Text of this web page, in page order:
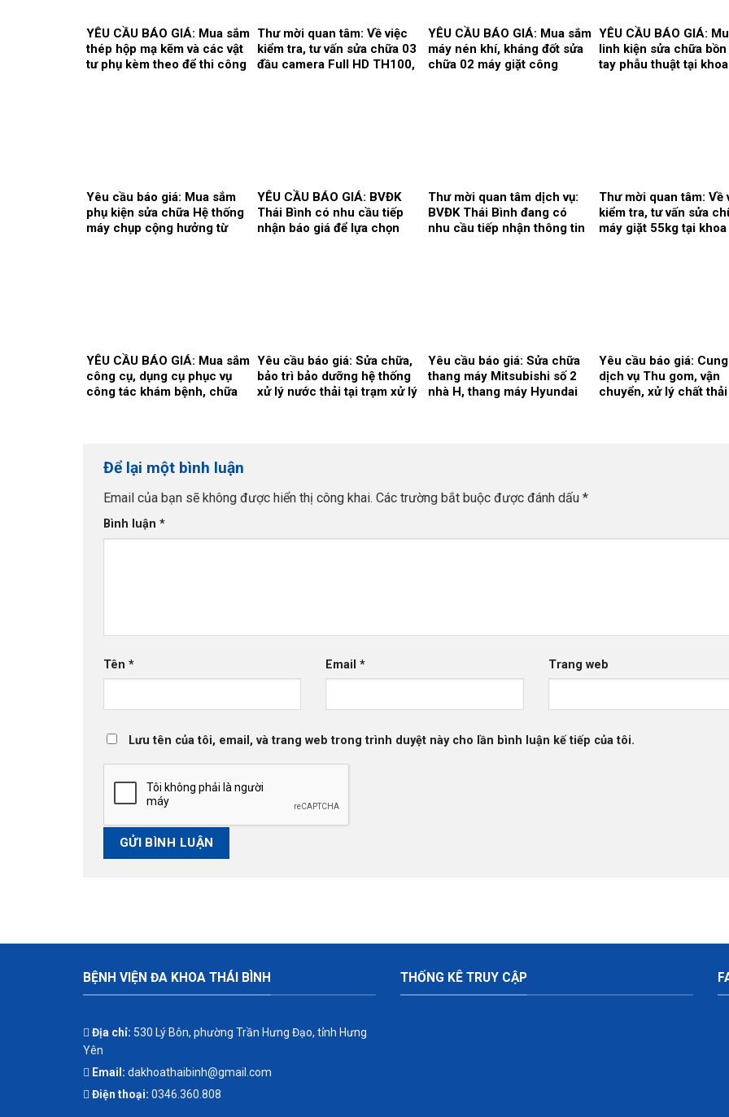
YÊU CẦU BÁO GIÁ: Mua sắm
thép hộp mạ kẽm và các vật
tư phụ kèm theo để thi công
Thư mời quan tâm: Về việc
kiểm tra, tư vấn sửa chữa 03
đầu camera Full HD TH100,
YÊU CẦU BÁO GIÁ: Mua sắm
máy nén khí, kháng đốt sửa
chữa 02 máy giặt công
YÊU CẦU BÁO GIÁ:
linh kiện sửa chữa
tay phẫu thuật tại
Yêu cầu báo giá: Mua sắm
phụ kiện sửa chữa Hệ thống
máy chụp cộng hưởng từ
YÊU CẦU BÁO GIÁ: BVĐK
Thái Bình có nhu cầu tiếp
nhận báo giá để lựa chọn
Thư mời quan tâm dịch vụ:
BVĐK Thái Bình đang có
nhu cầu tiếp nhận thông tin
Thư mời quan tâm: Về
kiểm tra, tư vấn sửa
máy giặt 55kg tại khoa
YÊU CẦU BÁO GIÁ: Mua sắm
công cụ, dụng cụ phục vụ
công tác khám bệnh, chữa
Yêu cầu báo giá: Sửa chữa,
bảo trì bảo dưỡng hệ thống
xử lý nước thải tại trạm xử lý
Yêu cầu báo giá: Sửa chữa
thang máy Mitsubishi số 2
nhà H, thang máy Hyundai
Yêu cầu báo giá:
dịch vụ Thu gom, vận
chuyển, xử lý chất
Để lại một bình luận
Email của bạn sẽ không được hiển thị công khai. Các trường bắt buộc được đánh dấu *
Bình luận *
Tên * Email* Trang web
Lưu tên của tôi, email, và trang web trong trình duyệt này cho lần bình luận kế tiếp của tôi.
BỆNH VIỆN ĐA KHOA THÁI BÌNH
Địa chỉ: 530 Lý Bôn, phường Trần Hưng Đạo, tỉnh Hưng
Yên
Email: dakhoathaibinh@gmail.com
Điện thoại: 0346.360.808
THỐNG KÊ TRUY CẬP